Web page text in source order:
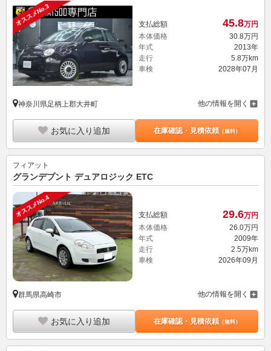
オススメNo.3 支払総額 45.8万円
本体価格
30.8万円
年式
2013年
走行
5.8万km
車検
2028年07月
神奈川県足柄上郡大井町 他の情報を開く
お気に入り追加 在庫確認・見積依頼（無料）
フィアット
グランデプント デュアロジック ETC
オススメNo.4 支払総額 29.6万円
本体価格
26. 0万円
年式
2009年
走行
2.5万km
車検
2026年09月
群馬県高崎市 他の情報を開く
お気に入り追加 在庫確認・見積依頼（無料）